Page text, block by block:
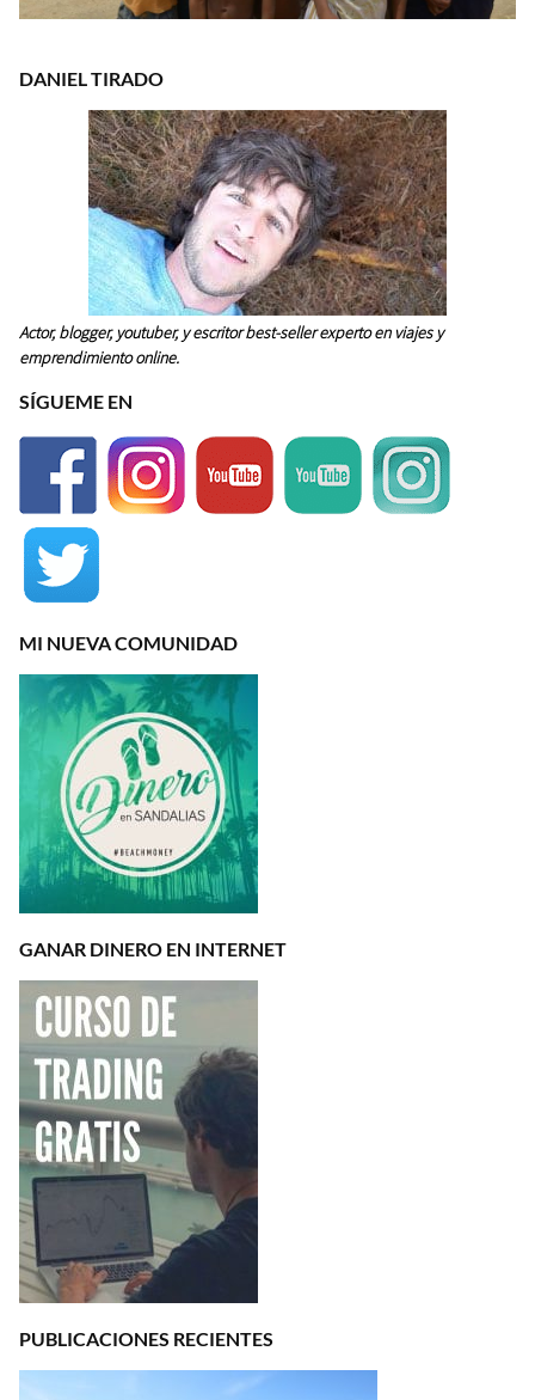
DANIEL TIRADO
Actor, blogger, youtuber, y escritor best-seller experto en viajes y
emprendimiento online.
SÍGUEME EN
MI NUEVA COMUNIDAD
GANAR DINERO EN INTERNET
PUBLICACIONES RECIENTES